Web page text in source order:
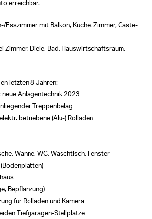
erreichbar.
Esszimmer mit Balkon, Küche, Zimmer, Gäste-
Zimmer, Diele, Bad, Hauswirtschaftsraum,
letzten 8 Jahren:
neue Anlagentechnik 2023
Treppenbelag
betriebene (Alu-) Rolläden
Wanne, WC, Waschtisch, Fenster
Bepflanzung)
für Rolläden und Kamera
Tiefgaragen-Stellplätze